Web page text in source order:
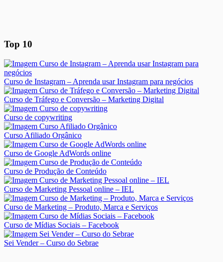
Top 10
Curso de Instagram – Aprenda usar Instagram para negócios
Curso de Tráfego e Conversão – Marketing Digital
Curso de copywriting
Curso Afiliado Orgânico
Curso de Google AdWords online
Curso de Produção de Conteúdo
Curso de Marketing Pessoal online – IEL
Curso de Marketing – Produto, Marca e Serviços
Curso de Mídias Sociais – Facebook
Sei Vender – Curso do Sebrae